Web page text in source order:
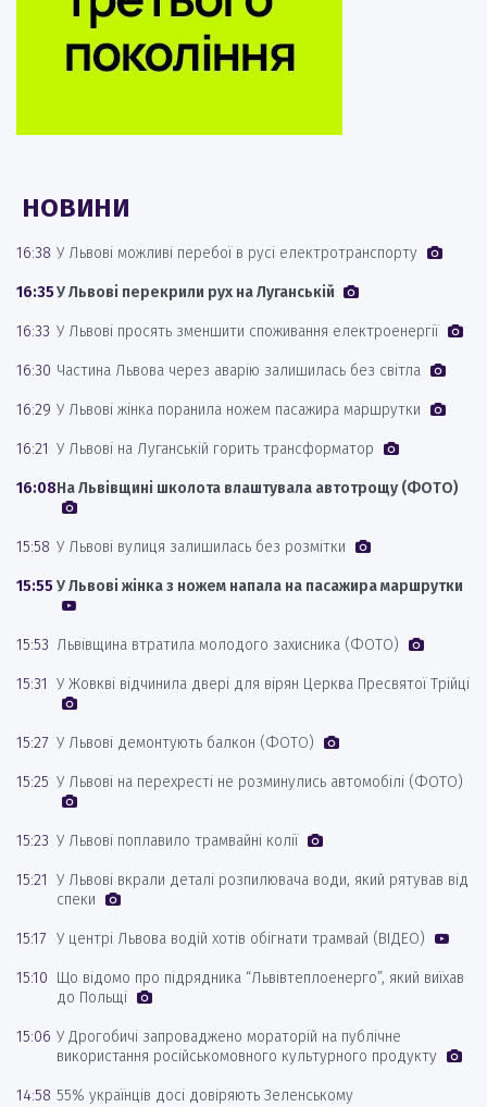
НОВИНИ
16:38 У Львові можливі перебої в русі електротранспорту
16:35У Львові перекрили рух на Луганській
16:33 У Львові просять зменшити споживання електроенергії
16:30 Частина Львова через аварію залишилась без світла
16:29 У Львові жінка поранила ножем пасажира маршрутки
16:21 У Львові на Луганській горить трансформатор
16:08На Львівщині школота влаштувала автотрощу (ФОТО)
15:58 У Львові вулиця залишилась без розмітки
15:55 У Львові жінка з ножем напала на пасажира маршрутки
15:53 Львівщина втратила молодого захисника (ФОТО)
15:31 У Жовкві відчинила двері для вірян Церква Пресвятої Трійці
15:27 У Львові демонтують балкон (ФОТО)
15:25 У Львові на перехресті не розминулись автомобілі (ФОТО)
15:23 У Львові поплавило трамвайні колії
15:21 У Львові вкрали деталі розпилювача води, який рятував від
спеки
15:17 У центрі Львова водій хотів обігнати трамвай (ВІДЕО)
15:10 Що відомо про підрядника “Львівтеплоенерго”, який виїхав
до Польщі
15:06 У Дрогобичі запроваджено мораторій на публічне
використання російськомовного культурного продукту
14:58 55% українців досі довіряють Зеленському